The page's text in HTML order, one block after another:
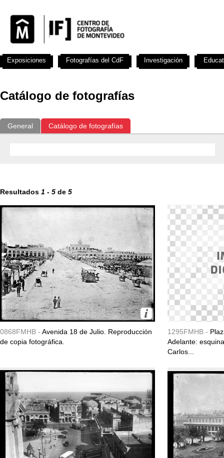
Catálogo de fotografías
General Catálogo de fotografías
Resultados 1 - 5 de 5
0868FMHB - Avenida 18 de Julio. Reproducción
de copia fotográfica.
1295FMHB -
Adelante:
Carlos...
Exposiciones Fotografías del CdF Investigación